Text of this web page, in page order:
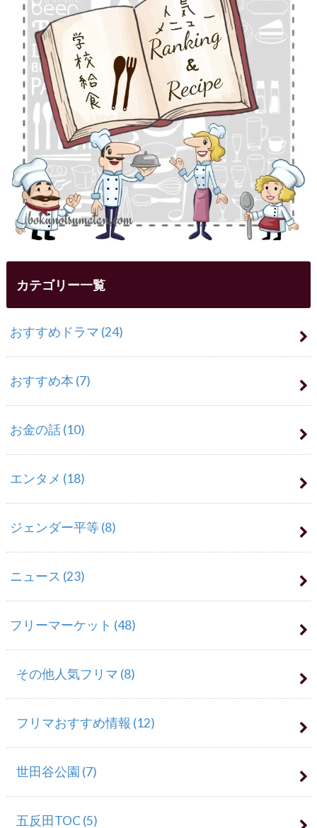
カテゴリー一覧
おすすめドラマ (24)
おすすめ本 (7)
お金の話(10)
エンタメ (18)
ジェンダー平等(8)
ニュース (23)
フリーマーケット (48)
その他人気フリマ (8)
フリマおすすめ情報 (12)
世田谷公園 (7)
五反田TOC(5)